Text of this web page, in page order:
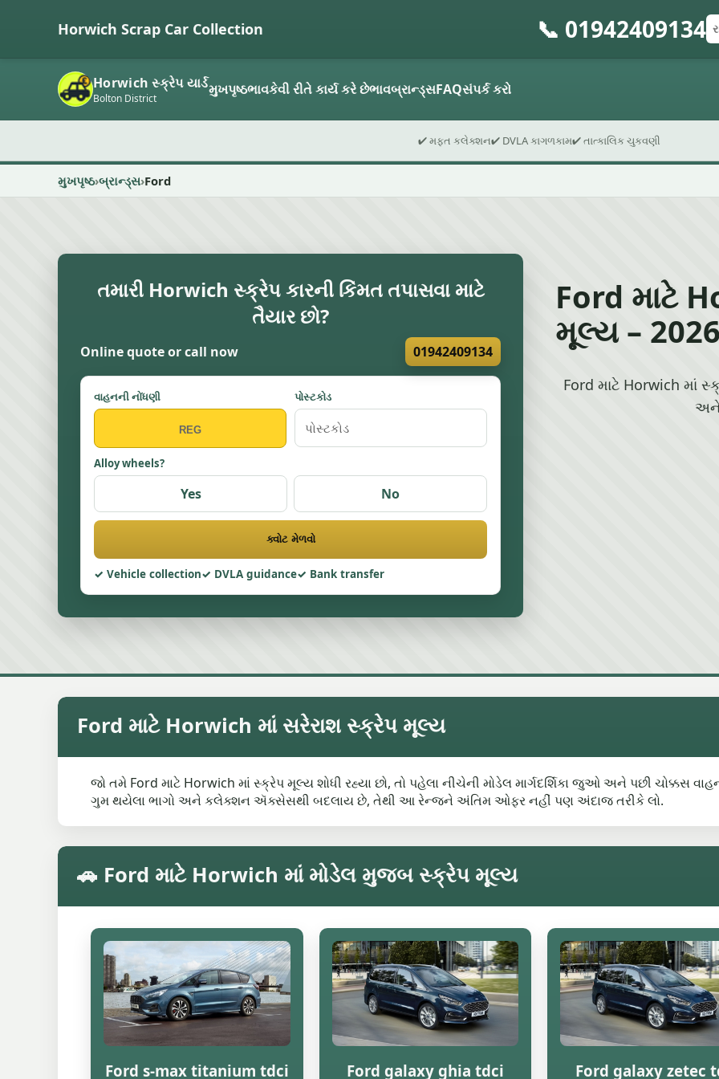
Horwich Scrap Car Collection 📞 01942409134
Horwich સ્ક્રેપ યાર્ડ
Bolton District મુખપૃષ્ઠભાવકેવી રીતે કાર્ય કરે છેભાવબ્રાન્ડ્સFAQસંપર્ક કરો
✔ મફત કલેક્શન✔ DVLA કાગળકામ✔ તાત્કાલિક ચુકવણી
મુખપૃષ્ઠ બ્રાન્ડ્સ Ford
તમારી Horwich સ્ક્રેપ કારની કિંમત તપાસવા માટે
તૈયાર છો?
Online quote or call now 01942409134
વાહનની નોંધણી પોસ્ટકોડ
Alloy wheels?
Yes No
ક્વોટ મેળવો
Vehicle collection DVLA guidance Bank transfer
Ford માટે
મૂલ્ય – 2026
Ford માટે Horwich માં
અને
Ford માટે Horwich માં સરેરાશ સ્ક્રેપ મૂલ્ય
જો તમે Ford માટે Horwich માં સ્ક્રેપ મૂલ્ય શોધી રહ્યા છો, તો પહેલા નીચેની મોડેલ માર્ગદર્શિકા જુઓ અને પછી ચોક્કસ
ગુમ થયેલા ભાગો અને કલેક્શન ઍક્સેસથી બદલાય છે, તેથી આ રેન્જને અંતિમ ઓફર નહીં પણ અંદાજ તરીકે લો.
🚗 Ford માટે Horwich માં મોડેલ મુજબ સ્ક્રેપ મૂલ્ય
Ford s-max titanium tdci Ford galaxy ghia tdci Ford galaxy zetec